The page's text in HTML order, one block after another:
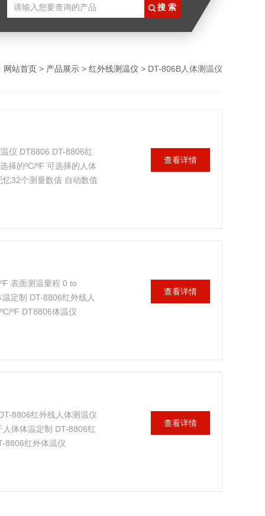
网站首页 > 产品展示 > 红外线测温仪 > DT-806B人体测温仪
仪 DT8806 DT-8806红
择的ºC/ºF 可选择的人体
32个测量数值 自动数值
查看详情
表面测温量程 0 to
定制 DT-8806红外线人
ºF DT8806体温仪
查看详情
8806红外线人体测温仪
体体温定制 DT-8806红
8806红外体温仪
查看详情